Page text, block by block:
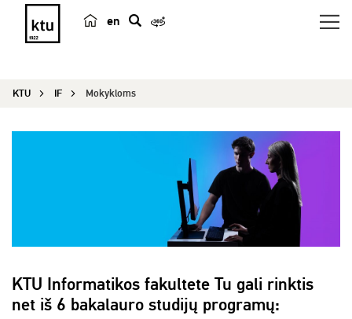
en
e
KTU IF Mokykloms
KTU Informatikos fakultete Tu gali rinktis
net iš 6 bakalauro studijų programų: